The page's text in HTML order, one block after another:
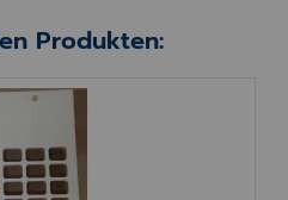
Produkten: